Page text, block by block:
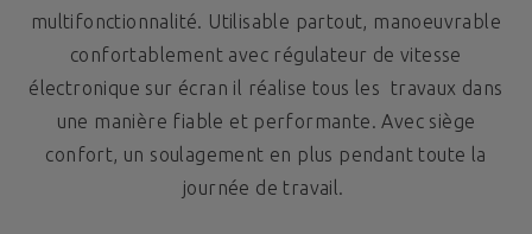
multifonctionnalité. Utilisable partout, manoeuvrable
confortablement avec régulateur de vitesse
électronique sur écran il réalise tous les travaux dans
une manière fiable et performante. Avec siège
confort, un soulagement en plus pendant toute la
journée de travail.